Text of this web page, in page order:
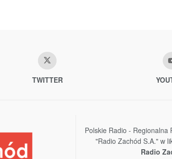
TWITTER
Polskie Radio - Regionalna
"Radio Zachód S.A." w
Radio